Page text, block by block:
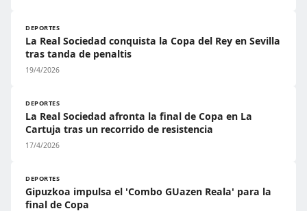
DEPORTES
La Real Sociedad conquista la Copa del Rey en Sevilla
tras tanda de penaltis
19/4/2026
DEPORTES
La Real Sociedad afronta la final de Copa en La
Cartuja tras un recorrido de resistencia
17/4/2026
DEPORTES
Gipuzkoa impulsa el 'Combo GUazen Reala' para la
final de Copa